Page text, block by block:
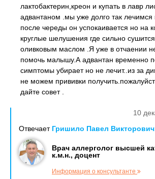
лактобактерин,креон и купать в лавр
адвантаном .мы уже долго так лечимся
после череды он успокаивается но на
круглые шелушения где сильно
оливковым маслом .Я уже в отчаении
помочь малышу.А адвантан временно
симптомы убирает но не лечит..из за
не можем прививки
дайте совет .
10
Отвечает Гришило Павел Викторович
Врач аллерголог высшей
к.м.н., доцент
Информация о консультанте